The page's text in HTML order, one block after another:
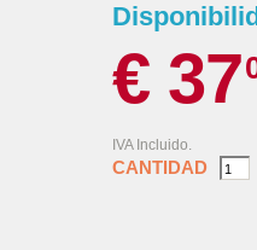
€ 37
IVA Incluido.
CANTIDAD